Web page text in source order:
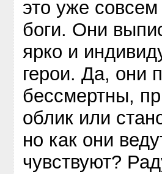
это уже совсем
боги. Они
ярко и
герои. Да, они
бессмертны,
облик или
но как они
чувствуют?